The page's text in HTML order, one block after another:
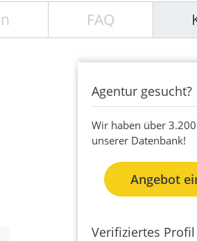
FAQ
Agentur gesucht?
Wir haben über
unserer Datenbank!
Angebot
Verifiziertes Profil